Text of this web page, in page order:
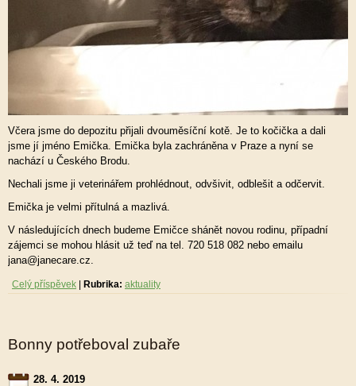
Včera jsme do depozitu přijali dvouměsíční kotě. Je to kočička a dali
jsme jí jméno Emička. Emička byla zachráněna v Praze a nyní se
nachází u Českého Brodu.
Nechali jsme ji veterinářem prohlédnout, odvšivit, odblešit a odčervit.
Emička je velmi přítulná a mazlivá.
V následujících dnech budeme Emičce shánět novou rodinu, případní
zájemci se mohou hlásit už teď na tel. 720 518 082 nebo emailu
jana@janecare.cz.
Celý příspěvek Rubrika: aktuality
Bonny potřeboval zubaře
28. 4. 2019